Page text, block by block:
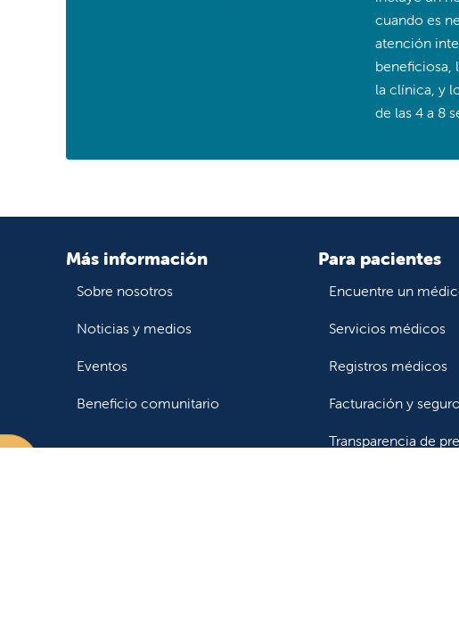
cuando es
atención
beneficiosa,
la clínica, y
de las 4 a 8
Más información
Sobre nosotros
Noticias y medios
Eventos
Beneficio comunitario
Para pacientes
Encuentre un
Servicios médicos
Registros médicos
Facturación y
Transparencia de